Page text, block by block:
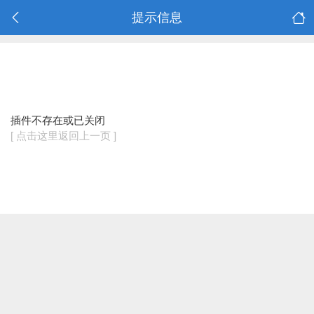
提示信息
插件不存在或已关闭
[ 点击这里返回上一页 ]